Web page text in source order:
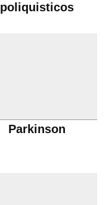
poliquisticos
Parkinson